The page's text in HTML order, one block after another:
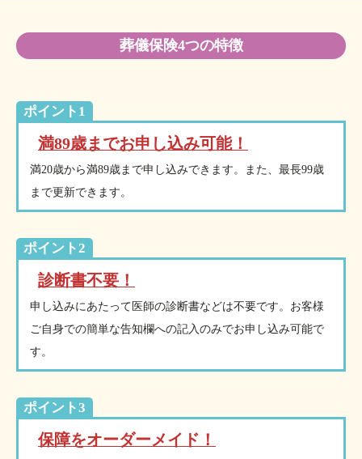
葬儀保険4つの特徴
ポイント1
満89歳までお申し込み可能！
満20歳から満89歳まで申し込みできます。また、最長99歳
まで更新できます。
ポイント2
診断書不要！
申し込みにあたって医師の診断書などは不要です。お客様
ご自身での簡単な告知欄への記入のみでお申し込み可能で
す。
ポイント3
保障をオーダーメイド！